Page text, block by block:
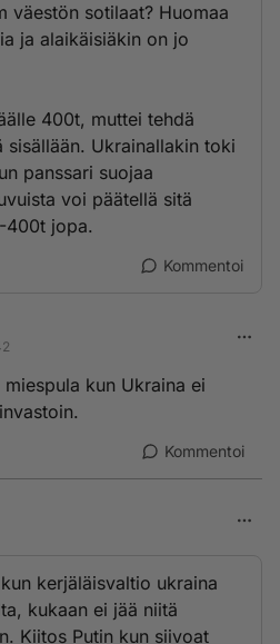
väestön sotilaat? Huomaa
ja alaikäisiäkin on jo
400t, muttei tehdä
sisällään. Ukrainallakin toki
panssari suojaa
voi päätellä sitä
400t jopa.
Kommentoi
kun Ukraina ei
Kommentoi
kerjäläisvaltio ukraina
kukaan ei jää niitä
Kiitos Putin kun siivoat